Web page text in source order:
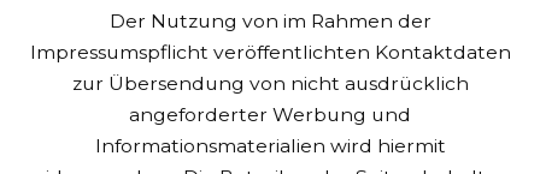
Der Nutzung von im Rahmen der
Impressumspflicht veröffentlichten Kontaktdaten
zur Übersendung von nicht ausdrücklich
angeforderter Werbung und
Informationsmaterialien wird hiermit